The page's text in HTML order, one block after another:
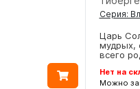
Серия:
Царь
мудрых,
всего
Нет на
Можно